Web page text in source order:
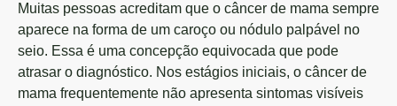
Muitas pessoas acreditam que o câncer de mama sempre
aparece na forma de um caroço ou nódulo palpável no
seio. Essa é uma concepção equivocada que pode
atrasar o diagnóstico. Nos estágios iniciais, o câncer de
mama frequentemente não apresenta sintomas visíveis